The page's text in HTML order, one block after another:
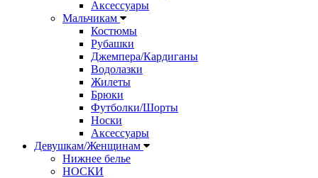
Аксессуары
Мальчикам
Костюмы
Рубашки
Джемпера/Кардиганы
Водолазки
Жилеты
Брюки
Футболки/Шорты
Носки
Аксессуары
Девушкам/Женщинам
Нижнее белье
НОСКИ